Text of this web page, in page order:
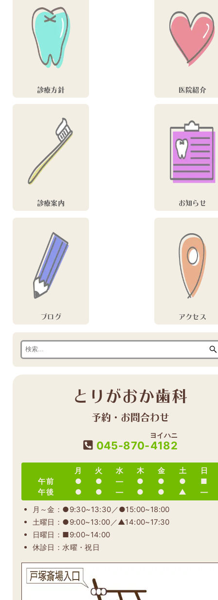
診療方針 医院紹介
診療案内 お知らせ
ブログ アクセス
とりがおか歯科
予約・お問合わせ
045-870-4182
ヨイハニ
月 火 水 木 金 土
日
午前
● ● ― ● ● ●
■
午後
● ● ― ● ● ▲
―
月～金：●9:30~13:30／●15:00~18:00
土曜日：●9:00~13:00／▲14:00~17:30
日曜日：■9:00~14:00
休診日：水曜・祝日